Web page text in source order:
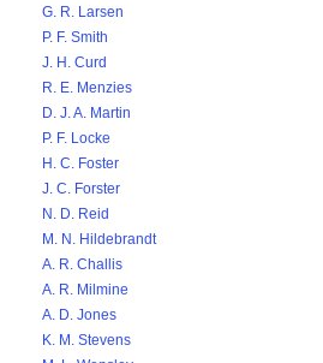
G. R. Larsen
P. F. Smith
J. H. Curd
R. E. Menzies
D. J. A. Martin
P. F. Locke
H. C. Foster
J. C. Forster
N. D. Reid
M. N. Hildebrandt
A. R. Challis
A. R. Milmine
A. D. Jones
K. M. Stevens